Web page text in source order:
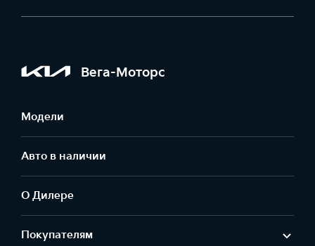
Вега-Моторс
Модели
Авто в наличии
О Дилере
Покупателям